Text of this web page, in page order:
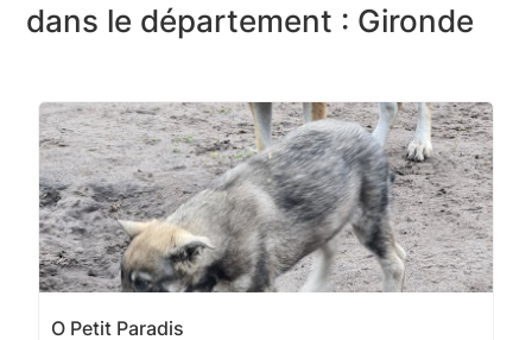
dans le département : Gironde
O Petit Paradis